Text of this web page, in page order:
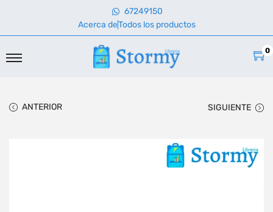
67249150
Acerca deTodos los productos
0
ANTERIOR SIGUIENTE